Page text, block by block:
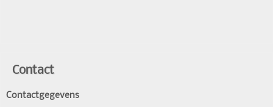
Contact
Contactgegevens